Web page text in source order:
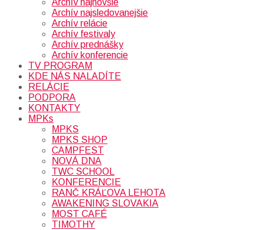
Archív najnovšie
Archív najsledovanejšie
Archív relácie
Archív festivaly
Archív prednášky
Archív konferencie
TV PROGRAM
KDE NÁS NALADÍTE
RELÁCIE
PODPORA
KONTAKTY
MPKs
MPKS
MPKS SHOP
CAMPFEST
NOVÁ DNA
TWC SCHOOL
KONFERENCIE
RANČ KRÁĽOVA LEHOTA
AWAKENING SLOVAKIA
MOST CAFÉ
TIMOTHY